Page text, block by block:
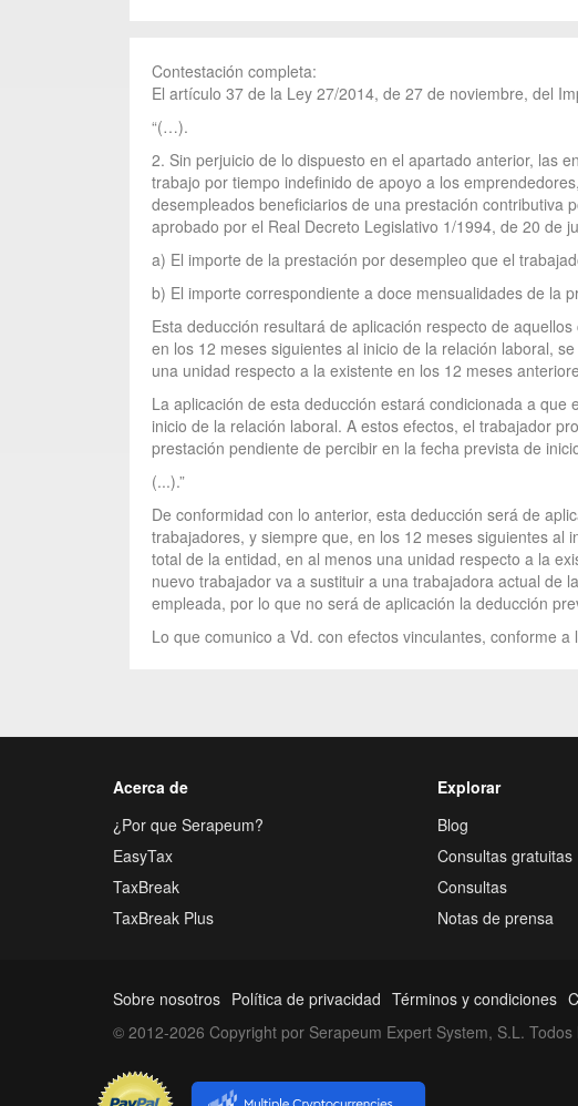
Contestación completa:
El artículo 37 de la Ley 27/2014, de 27 de noviembre, del
“(…).
2. Sin perjuicio de lo dispuesto en el apartado anterior, las
trabajo por tiempo indefinido de apoyo a los
desempleados beneficiarios de una prestación contributiva
aprobado por el Real Decreto Legislativo 1/1994, de 20 de
a) El importe de la prestación por desempleo que el
b) El importe correspondiente a doce mensualidades de la
Esta deducción resultará de aplicación respecto de
en los 12 meses siguientes al inicio de la relación laboral,
una unidad respecto a la existente en los 12 meses
La aplicación de esta deducción estará condicionada a
inicio de la relación laboral. A estos efectos, el trabajador
prestación pendiente de percibir en la fecha prevista de
(...).”
De conformidad con lo anterior, esta deducción será de
trabajadores, y siempre que, en los 12 meses siguientes
total de la entidad, en al menos una unidad respecto a la
nuevo trabajador va a sustituir a una trabajadora actual de
empleada, por lo que no será de aplicación la deducción
Lo que comunico a Vd. con efectos vinculantes, conforme
Acerca de
¿Por que Serapeum?
EasyTax
TaxBreak
TaxBreak Plus
Explorar
Blog
Consultas gratuitas
Consultas
Notas de prensa
Sobre nosotros Política de privacidad Términos y condiciones
© 2012-2026 Copyright por Serapeum Expert System, S.L.